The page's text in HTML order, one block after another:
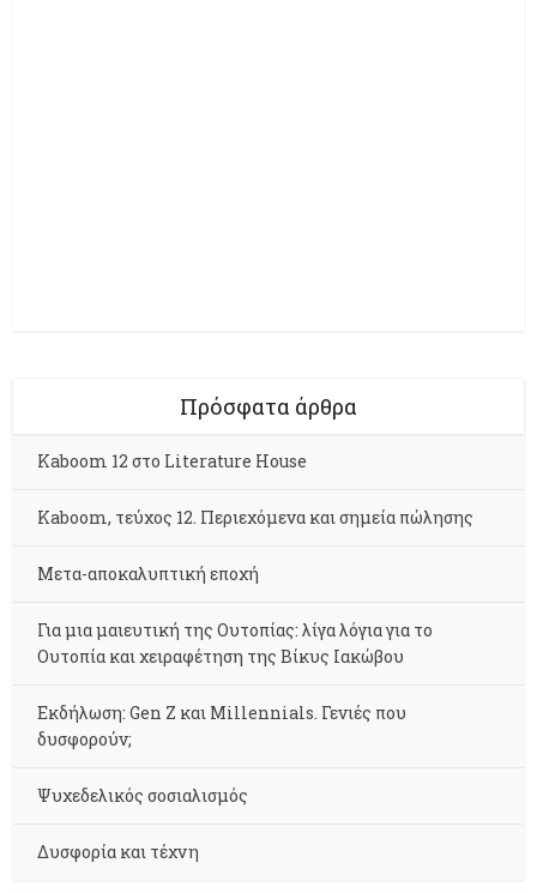
Πρόσφατα άρθρα
Kaboom 12 στο Literature House
Kaboom, τεύχος 12. Περιεχόμενα και σημεία πώλησης
Μετα-αποκαλυπτική εποχή
Για μια μαιευτική της Ουτοπίας: λίγα λόγια για το
Ουτοπία και χειραφέτηση της Βίκυς Ιακώβου
Εκδήλωση: Gen Z και Millennials. Γενιές που
δυσφορούν;
Ψυχεδελικός σοσιαλισμός
Δυσφορία και τέχνη